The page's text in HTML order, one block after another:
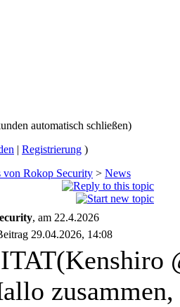
automatisch schließen)
| Registrierung )
von Rokop Security > News
, am 22.4.2026
29.04.2026, 14:08
zusammen,